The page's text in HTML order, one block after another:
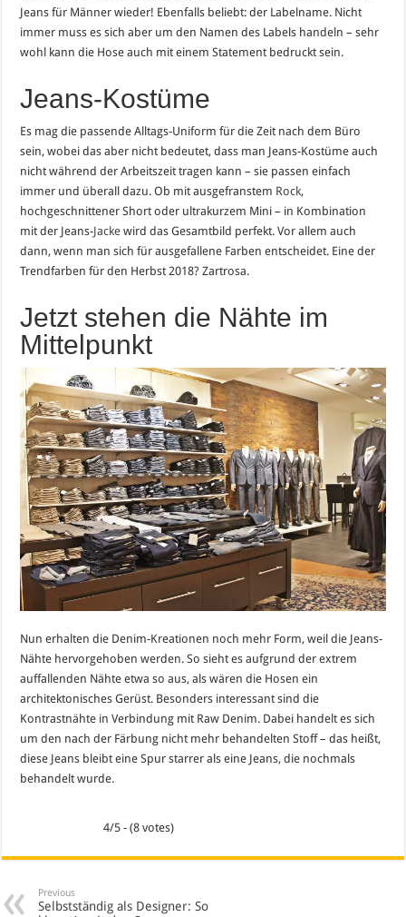
Jeans für Männer wieder! Ebenfalls beliebt: der Labelname. Nicht
immer muss es sich aber um den Namen des Labels handeln – sehr
wohl kann die Hose auch mit einem Statement bedruckt sein.
Jeans-Kostüme
Es mag die passende Alltags-Uniform für die Zeit nach dem Büro
sein, wobei das aber nicht bedeutet, dass man Jeans-Kostüme auch
nicht während der Arbeitszeit tragen kann – sie passen einfach
immer und überall dazu. Ob mit ausgefranstem Rock,
hochgeschnittener Short oder ultrakurzem Mini – in Kombination
mit der Jeans-Jacke wird das Gesamtbild perfekt. Vor allem auch
dann, wenn man sich für ausgefallene Farben entscheidet. Eine der
Trendfarben für den Herbst 2018? Zartrosa.
Jetzt stehen die Nähte im
Mittelpunkt
Nun erhalten die Denim-Kreationen noch mehr Form, weil die Jeans-
Nähte hervorgehoben werden. So sieht es aufgrund der extrem
auffallenden Nähte etwa so aus, als wären die Hosen ein
architektonisches Gerüst. Besonders interessant sind die
Kontrastnähte in Verbindung mit Raw Denim. Dabei handelt es sich
um den nach der Färbung nicht mehr behandelten Stoff – das heißt,
diese Jeans bleibt eine Spur starrer als eine Jeans, die nochmals
behandelt wurde.
4/5 - (8 votes)
Previous
Selbstständig als Designer: So